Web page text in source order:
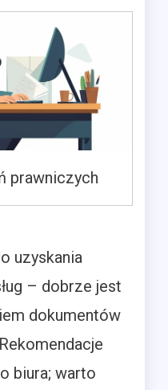
prawniczych
uzyskania
– dobrze jest
dokumentów
biura; warto